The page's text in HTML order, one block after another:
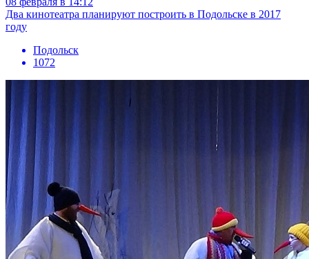
Два кинотеатра планируют построить в Подольске в 2017
году
Подольск
1072